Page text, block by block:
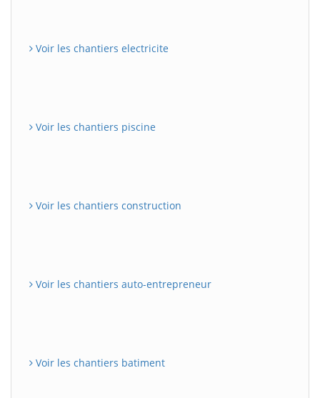
Voir les chantiers electricite
Voir les chantiers piscine
Voir les chantiers construction
Voir les chantiers auto-entrepreneur
Voir les chantiers batiment